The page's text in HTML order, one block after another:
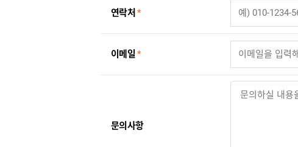
연락처 *
이메일*
문의사항